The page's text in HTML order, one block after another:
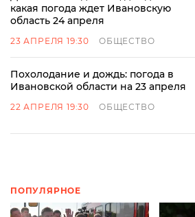
какая погода ждет Ивановскую
область 24 апреля
23 АПРЕЛЯ 19:30 ОБЩЕСТВО
Похолодание и дождь: погода в
Ивановской области на 23 апреля
22 АПРЕЛЯ 19:30 ОБЩЕСТВО
ПОПУЛЯРНОЕ